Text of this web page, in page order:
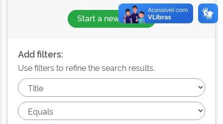
Start a new search
Add filters:
Use filters to refine the search results.